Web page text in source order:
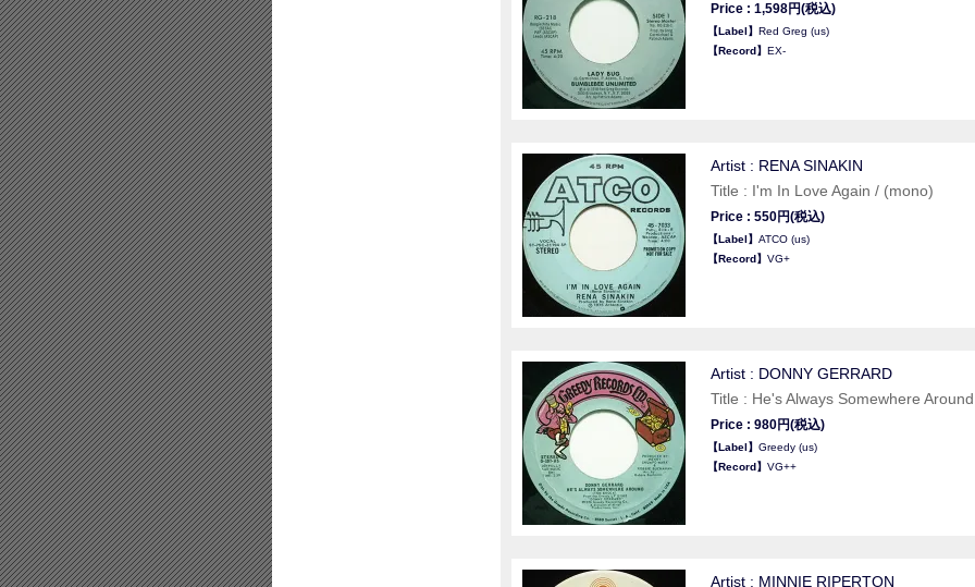
Price : 1,598円(税込)
【Label】 Red Greg (us)
【Record】 EX-
Artist : RENA SINAKIN
Title : I'm In Love Again / (mono)
Price : 550円(税込)
【Label】 ATCO (us)
【Record】 VG+
Artist : DONNY GERRARD
Title : He's Always Somewhere
Price : 980円(税込)
【Label】 Greedy (us)
【Record】 VG++
Artist : MINNIE RIPERTON